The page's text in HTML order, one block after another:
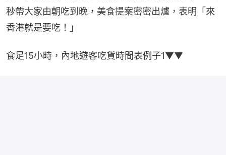
秒帶大家由朝吃到晚，美食提案密密出爐，表明「來
香港就是要吃！」
食足15小時，內地遊客吃貨時間表例子1▼▼